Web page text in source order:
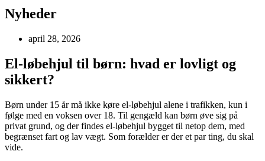
Nyheder
april 28, 2026
El-løbehjul til børn: hvad er lovligt og
sikkert?
Børn under 15 år må ikke køre el-løbehjul alene i trafikken, kun i
følge med en voksen over 18. Til gengæld kan børn øve sig på
privat grund, og der findes el-løbehjul bygget til netop dem, med
begrænset fart og lav vægt. Som forælder er der et par ting, du skal
vide.